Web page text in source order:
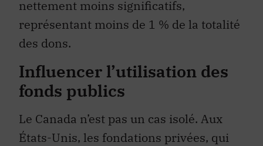
nettement moins significatifs,
représentant moins de 1 % de la totalité
des dons.
Influencer l’utilisation des
fonds publics
Le Canada n’est pas un cas isolé. Aux
États-Unis, les fondations privées, qui